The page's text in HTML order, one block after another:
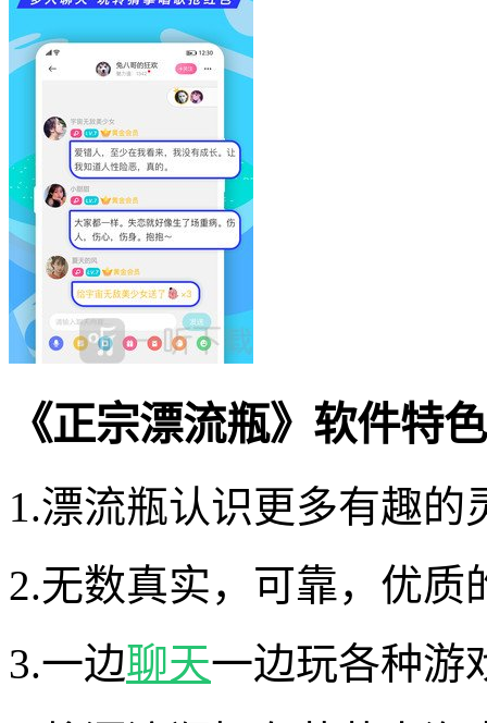
《正宗漂流瓶》软件特
1.漂流瓶认识更多有趣的
2.无数真实，可靠，优质
3.一边聊天一边玩各种游